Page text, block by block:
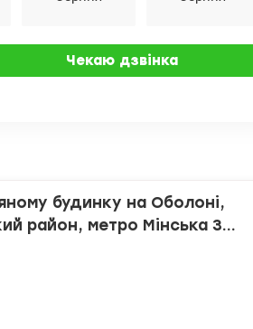
будинку на Оболоні,
район, метро Мінська 3